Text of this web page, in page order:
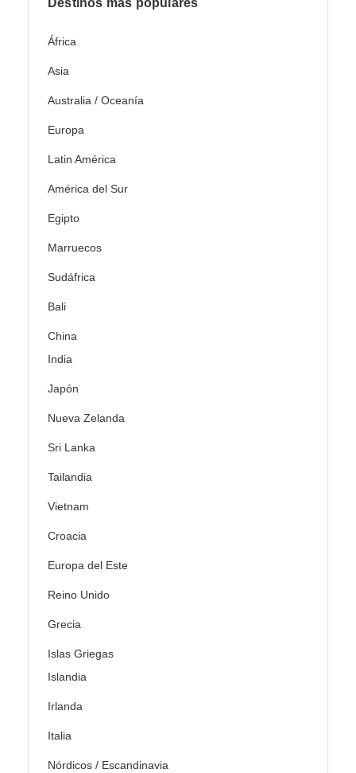
Destinos más populares
África
Asia
Australia / Oceanía
Europa
Latin América
América del Sur
Egipto
Marruecos
Sudáfrica
Bali
China
India
Japón
Nueva Zelanda
Sri Lanka
Tailandia
Vietnam
Croacia
Europa del Este
Reino Unido
Grecia
Islas Griegas
Islandia
Irlanda
Italia
Nórdicos / Escandinavia